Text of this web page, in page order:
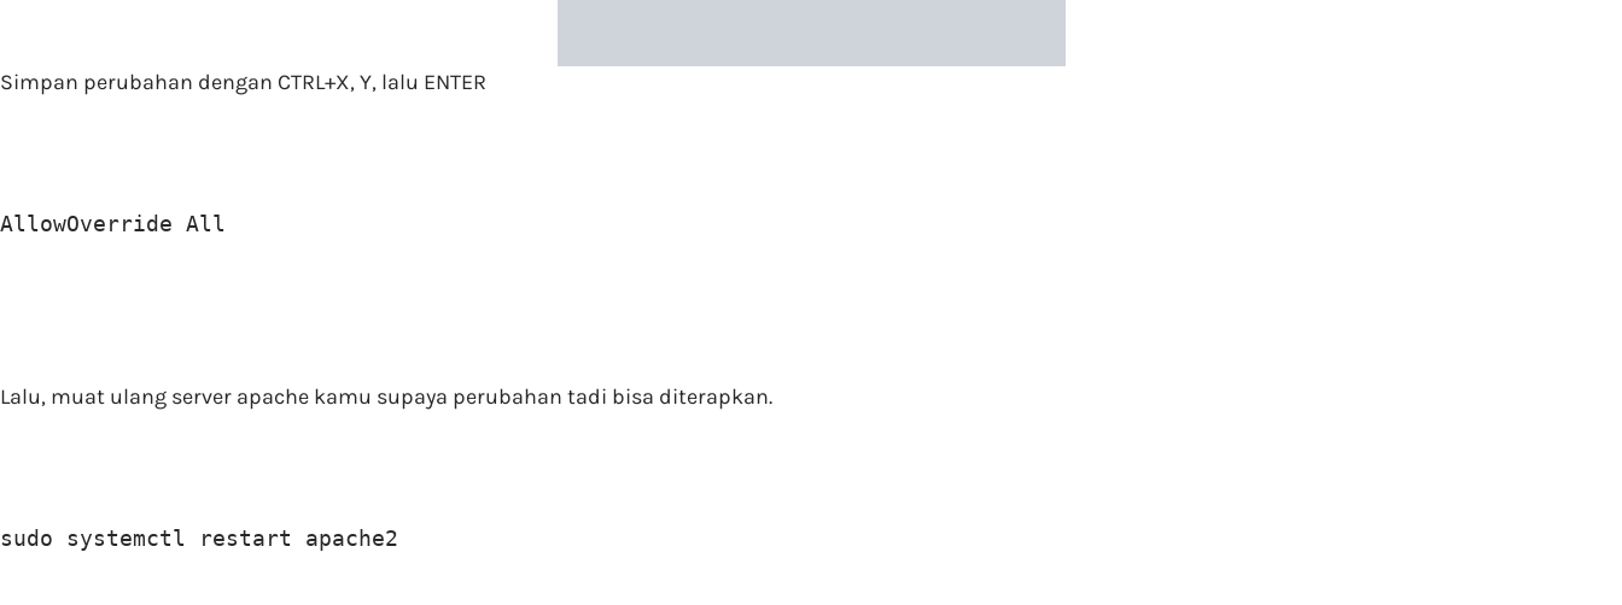
Simpan perubahan dengan CTRL+X, Y, lalu ENTER
AllowOverride All
Lalu, muat ulang server apache kamu supaya perubahan tadi bisa diterapkan.
sudo systemctl restart apache2